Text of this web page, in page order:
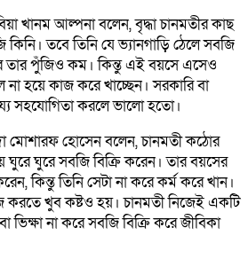
খানম আল্পনা বলেন, বৃদ্ধা চানমতীর কাছ
তবে তিনি যে ভ্যানগাড়ি ঠেলে সবজি
তার পুঁজিও কম। কিন্তু এই বয়সে এসেও
না হয়ে কাজ করে খাচ্ছেন। সরকারি বা
সহযোগিতা করলে ভালো হতো।
মোশারফ হোসেন বলেন, চানমতী কঠোর
ঘুরে ঘুরে সবজি বিক্রি করেন। তার বয়সের
কিন্তু তিনি সেটা না করে কর্ম করে খান।
খুব কষ্টও হয়। চানমতী নিজেই একটি
ভিক্ষা না করে সবজি বিক্রি করে জীবিকা